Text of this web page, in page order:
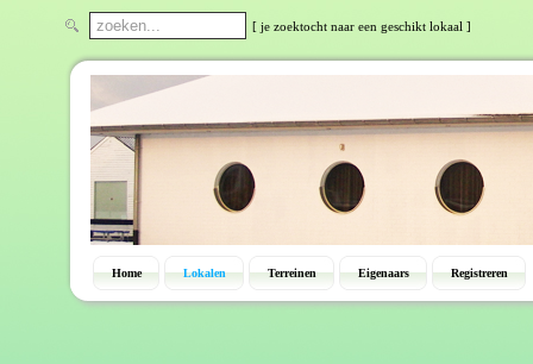
[ je zoektocht naar een geschikt lokaal ]
Home Lokalen Terreinen Eigenaars Registreren